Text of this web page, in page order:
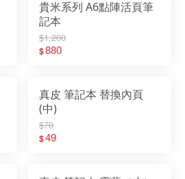
貴米系列 A6點陣活頁筆
記本
$1,200
$880
真皮 筆記本 替換內頁
(中)
$70
$49